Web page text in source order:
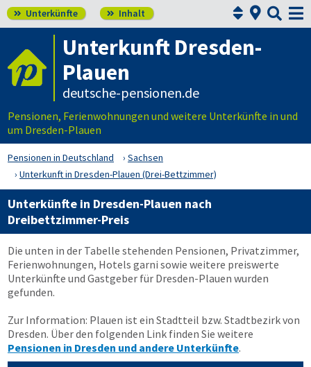
 Unterkünfte  Inhalt  

Unterkunft Dresden-
Plauen
deutsche-pensionen.de
Pensionen, Ferienwohnungen und weitere Unterkünfte in und
um Dresden-Plauen
Pensionen in Deutschland
Sachsen
Unterkunft in Dresden-Plauen (Drei-Bettzimmer)
Unterkünfte in Dresden-Plauen nach
Dreibettzimmer-Preis
Die unten in der Tabelle stehenden Pensionen, Privatzimmer,
Ferienwohnungen, Hotels garni sowie weitere preiswerte
Unterkünfte und Gastgeber für Dresden-Plauen wurden
gefunden.
Zur Information: Plauen ist ein Stadtteil bzw. Stadtbezirk von
Dresden. Über den folgenden Link finden Sie weitere
Pensionen in Dresden und andere Unterkünfte.